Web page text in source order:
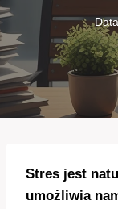
Stres jest
umożliwia